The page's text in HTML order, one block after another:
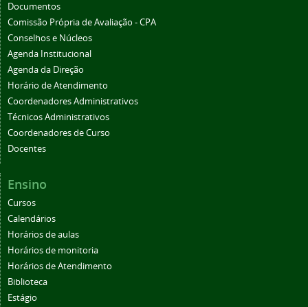
Documentos
Comissão Própria de Avaliação - CPA
Conselhos e Núcleos
Agenda Institucional
Agenda da Direção
Horário de Atendimento
Coordenadores Administrativos
Técnicos Administrativos
Coordenadores de Curso
Docentes
Ensino
Cursos
Calendários
Horários de aulas
Horários de monitoria
Horários de Atendimento
Biblioteca
Estágio